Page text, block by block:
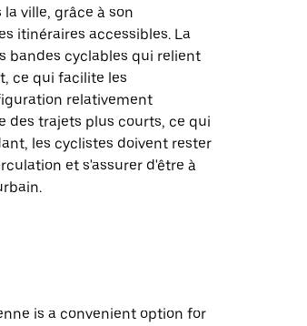
ville, grâce à son
itinéraires accessibles. La
bandes cyclables qui relient
ce qui facilite les
relativement
des trajets plus courts, ce qui
les cyclistes doivent rester
et s'assurer d'être à
is a convenient option for